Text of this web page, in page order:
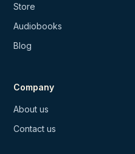
Store
Audiobooks
Blog
Company
About us
Contact us